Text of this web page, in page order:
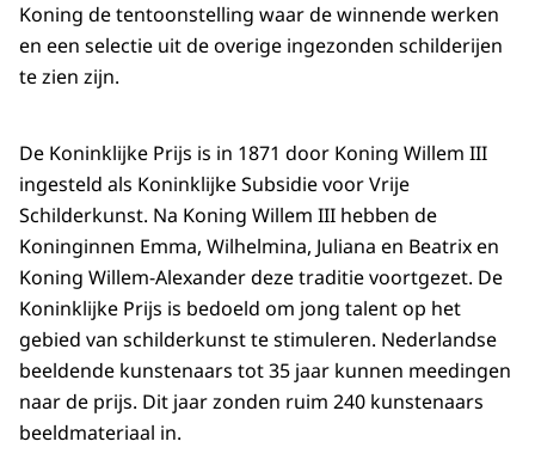
Koning de tentoonstelling waar de winnende werken
en een selectie uit de overige ingezonden schilderijen
te zien zijn.
De Koninklijke Prijs is in 1871 door Koning Willem III
ingesteld als Koninklijke Subsidie voor Vrije
Schilderkunst. Na Koning Willem III hebben de
Koninginnen Emma, Wilhelmina, Juliana en Beatrix en
Koning Willem-Alexander deze traditie voortgezet. De
Koninklijke Prijs is bedoeld om jong talent op het
gebied van schilderkunst te stimuleren. Nederlandse
beeldende kunstenaars tot 35 jaar kunnen meedingen
naar de prijs. Dit jaar zonden ruim 240 kunstenaars
beeldmateriaal in.